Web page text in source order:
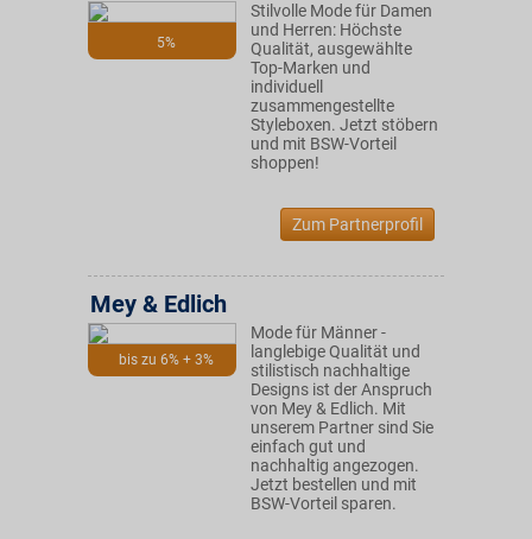
5%
Stilvolle Mode für Damen
und Herren: Höchste
Qualität, ausgewählte
Top-Marken und
individuell
zusammengestellte
Styleboxen. Jetzt stöbern
und mit BSW-Vorteil
shoppen!
Zum Partnerprofil
bis zu 6% + 3%
Mey & Edlich
Mode für Männer -
langlebige Qualität und
stilistisch nachhaltige
Designs ist der Anspruch
von Mey & Edlich. Mit
unserem Partner sind Sie
einfach gut und
nachhaltig angezogen.
Jetzt bestellen und mit
BSW-Vorteil sparen.